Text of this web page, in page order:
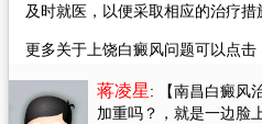
及时就医，以便采取相应的治疗措
更多关于上饶白癜风问题可以点击
蒋凌星: 【南昌白癜风
加重吗？ ，就是一边脸